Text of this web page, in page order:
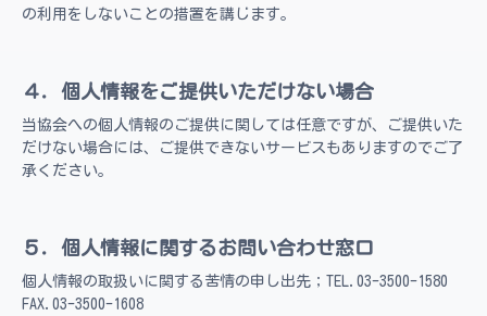
の利用をしないことの措置を講じます。
４．個人情報をご提供いただけない場合
当協会への個人情報のご提供に関しては任意ですが、ご提供いた
だけない場合には、ご提供できないサービスもありますのでご了
承ください。
５．個人情報に関するお問い合わせ窓口
個人情報の取扱いに関する苦情の申し出先；TEL.03-3500-1580
FAX.03-3500-1608